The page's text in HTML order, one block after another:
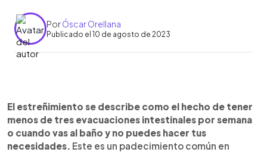
PorÓscar Orellana
Publicado el 10 de agosto de 2023
► Escuchar artículo
El estreñimiento se describe como el hecho de tener
menos de tres evacuaciones intestinales por semana
o cuando vas al baño y no puedes hacer tus
necesidades. Este es un padecimiento común en